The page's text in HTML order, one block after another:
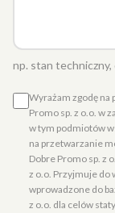
np. stan techniczny,
Wyrażam zgodę na
Promo sp. z o.o. w
w tym podmiotów
na przetwarzanie
Dobre Promo sp. z
z o.o. Przyjmuje do
wprowadzone do
z o.o. dla celów